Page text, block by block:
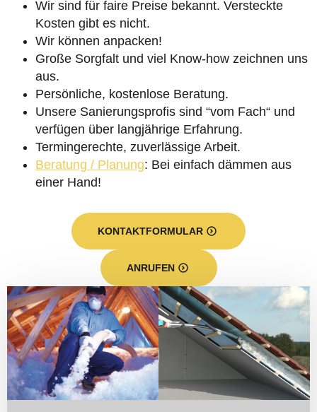
Wir sind für faire Preise bekannt. Versteckte
Kosten gibt es nicht.
Wir können anpacken!
Große Sorgfalt und viel Know-how zeichnen uns
aus.
Persönliche, kostenlose Beratung.
Unsere Sanierungsprofis sind “vom Fach“ und
verfügen über langjährige Erfahrung.
Termingerechte, zuverlässige Arbeit.
Beratung / Planung: Bei einfach dämmen aus
einer Hand!
KONTAKTFORMULAR
ANRUFEN